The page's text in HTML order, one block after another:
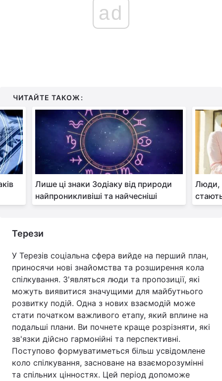
ad
ЧИТАЙТЕ ТАКОЖ:
Лише ці знаки Зодіаку від природи
найпроникливіші та найчесніші
Люди,
Терези
У Терезів соціальна сфера вийде на перший план,
приносячи нові знайомства та розширення кола
спілкування. З'являться люди та пропозиції, які
можуть виявитися значущими для майбутнього
розвитку подій. Одна з нових взаємодій може
стати початком важливого етапу, який вплине на
подальші плани. Ви почнете краще розрізняти, які
зв'язки дійсно гармонійні та перспективні.
Поступово формуватиметься більш усвідомлене
коло спілкування, засноване на взаєморозумінні
та спільних цінностях. Цей період допоможе